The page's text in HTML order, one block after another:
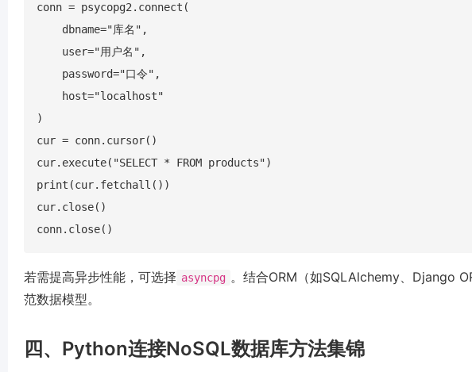
conn = psycopg2.connect(
    dbname="库名",
    user="用户名",
    password="口令",
    host="localhost"
)
cur = conn.cursor()
cur.execute("SELECT * FROM products")
print(cur.fetchall())
cur.close()
若需提高异步性能，可选择 asyncpg 。结合ORM（如SQLAlchemy、Django
范数据模型。
四、Python连接NoSQL数据库方法集锦